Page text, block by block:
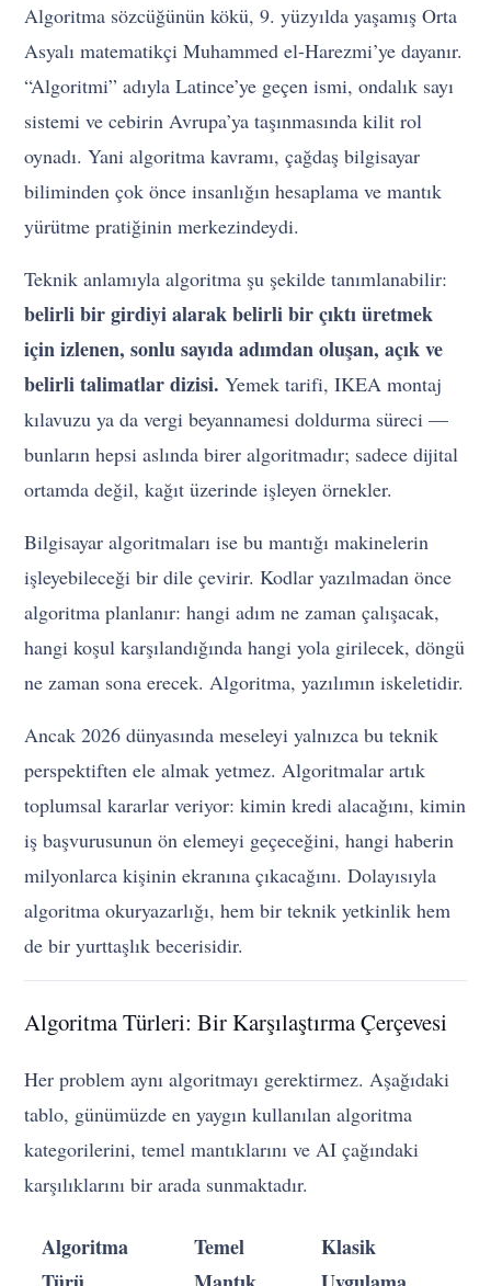
Algoritma sözcüğünün kökü, 9. yüzyılda yaşamış Orta
Asyalı matematikçi Muhammed el-Harezmi’ye dayanır.
“Algoritmi” adıyla Latince’ye geçen ismi, ondalık sayı
sistemi ve cebirin Avrupa’ya taşınmasında kilit rol
oynadı. Yani algoritma kavramı, çağdaş bilgisayar
biliminden çok önce insanlığın hesaplama ve mantık
yürütme pratiğinin merkezindeydi.
Teknik anlamıyla algoritma şu şekilde tanımlanabilir:
belirli bir girdiyi alarak belirli bir çıktı üretmek
için izlenen, sonlu sayıda adımdan oluşan, açık ve
belirli talimatlar dizisi. Yemek tarifi, IKEA montaj
kılavuzu ya da vergi beyannamesi doldurma süreci —
bunların hepsi aslında birer algoritmadır; sadece dijital
ortamda değil, kağıt üzerinde işleyen örnekler.
Bilgisayar algoritmaları ise bu mantığı makinelerin
işleyebileceği bir dile çevirir. Kodlar yazılmadan önce
algoritma planlanır: hangi adım ne zaman çalışacak,
hangi koşul karşılandığında hangi yola girilecek, döngü
ne zaman sona erecek. Algoritma, yazılımın iskeletidir.
Ancak 2026 dünyasında meseleyi yalnızca bu teknik
perspektiften ele almak yetmez. Algoritmalar artık
toplumsal kararlar veriyor: kimin kredi alacağını, kimin
iş başvurusunun ön elemeyi geçeceğini, hangi haberin
milyonlarca kişinin ekranına çıkacağını. Dolayısıyla
algoritma okuryazarlığı, hem bir teknik yetkinlik hem
de bir yurttaşlık becerisidir.
Algoritma Türleri: Bir Karşılaştırma Çerçevesi
Her problem aynı algoritmayı gerektirmez. Aşağıdaki
tablo, günümüzde en yaygın kullanılan algoritma
kategorilerini, temel mantıklarını ve AI çağındaki
karşılıklarını bir arada sunmaktadır.
Algoritma
Temel
Klasik